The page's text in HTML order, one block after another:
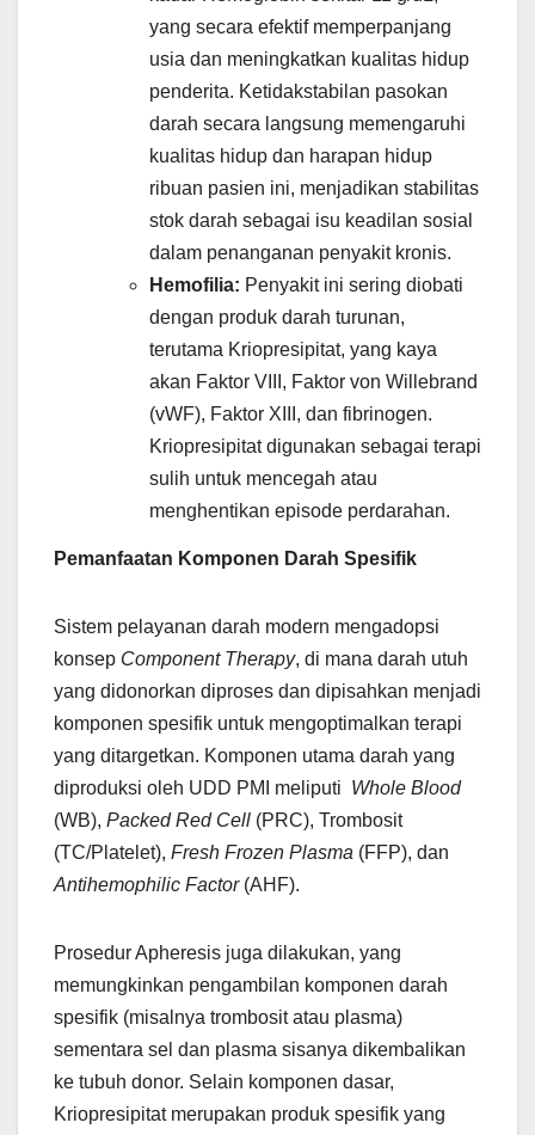
yang secara efektif memperpanjang
usia dan meningkatkan kualitas hidup
penderita. Ketidakstabilan pasokan
darah secara langsung memengaruhi
kualitas hidup dan harapan hidup
ribuan pasien ini, menjadikan stabilitas
stok darah sebagai isu keadilan sosial
dalam penanganan penyakit kronis.
Hemofilia: Penyakit ini sering diobati
dengan produk darah turunan,
terutama Kriopresipitat, yang kaya
akan Faktor VIII, Faktor von Willebrand
(vWF), Faktor XIII, dan fibrinogen.
Kriopresipitat digunakan sebagai terapi
sulih untuk mencegah atau
menghentikan episode perdarahan.
Pemanfaatan Komponen Darah Spesifik
Sistem pelayanan darah modern mengadopsi
konsep Component Therapy, di mana darah utuh
yang didonorkan diproses dan dipisahkan menjadi
komponen spesifik untuk mengoptimalkan terapi
yang ditargetkan. Komponen utama darah yang
diproduksi oleh UDD PMI meliputi Whole Blood
(WB), Packed Red Cell (PRC), Trombosit
(TC/Platelet), Fresh Frozen Plasma (FFP), dan
Antihemophilic Factor(AHF).
Prosedur Apheresis juga dilakukan, yang
memungkinkan pengambilan komponen darah
spesifik (misalnya trombosit atau plasma)
sementara sel dan plasma sisanya dikembalikan
ke tubuh donor. Selain komponen dasar,
Kriopresipitat merupakan produk spesifik yang